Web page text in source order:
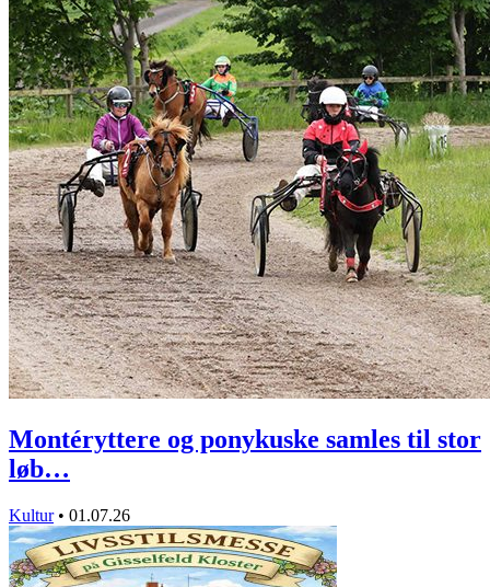
Montéryttere og ponykuske samles til stor
løb…
Kultur • 01.07.26